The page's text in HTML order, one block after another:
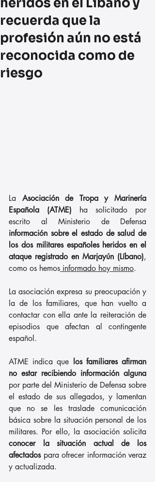
recuerda que la
profesión aún no está
reconocida como de
riesgo
La Asociación de Tropa y Marinería
Española (ATME) ha solicitado por
información sobre el estado de salud de
los dos militares españoles heridos en el
ataque registrado en Marjayún (Líbano),
como os hemos informado hoy mismo.
La asociación expresa su preocupación y
la de los familiares, que han vuelto a
contactar con ella ante la reiteración de
episodios que afectan al contingente
español.
ATME indica que los familiares afirman
no estar recibiendo información alguna
por parte del Ministerio de Defensa sobre
el estado de sus allegados, y lamentan
que no se les traslade comunicación
básica sobre la situación personal de los
conocer la situación actual de los
afectados para ofrecer información veraz
y actualizada.